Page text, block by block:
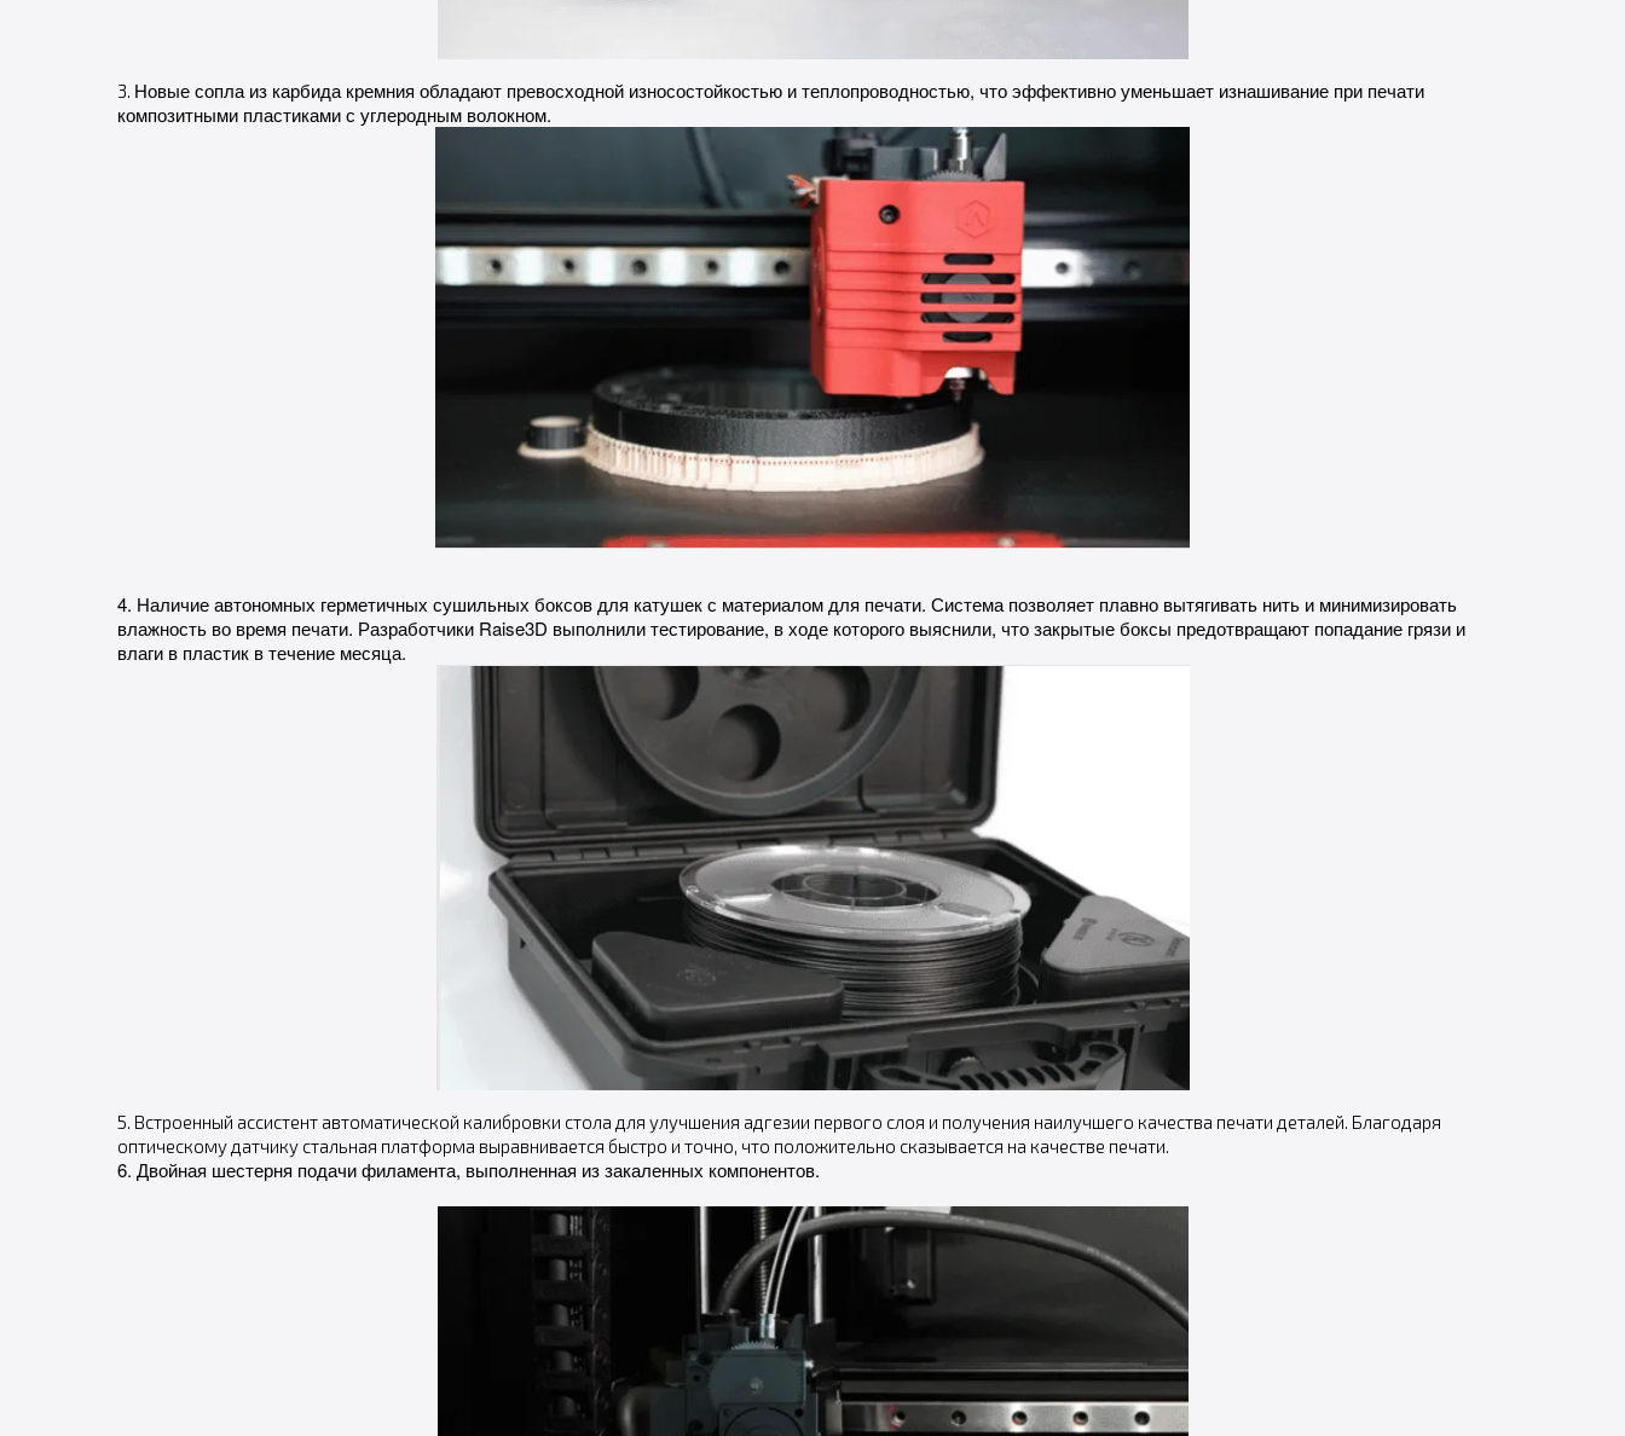
3. Новые сопла из карбида кремния обладают превосходной износостойкостью и теплопроводностью, что эффективно уменьшает изнашивание при печати
композитными пластиками с углеродным волокном.
4. Наличие автономных герметичных сушильных боксов для катушек с материалом для печати. Система позволяет плавно вытягивать нить и минимизировать
влажность во время печати. Разработчики Raise3D выполнили тестирование, в ходе которого выяснили, что закрытые боксы предотвращают попадание грязи и
влаги в пластик в течение месяца.
5. Встроенный ассистент автоматической калибровки стола для улучшения адгезии первого слоя и получения наилучшего качества печати деталей. Благодаря
оптическому датчику стальная платформа выравнивается быстро и точно, что положительно сказывается на качестве печати.
6. Двойная шестерня подачи филамента, выполненная из закаленных компонентов.